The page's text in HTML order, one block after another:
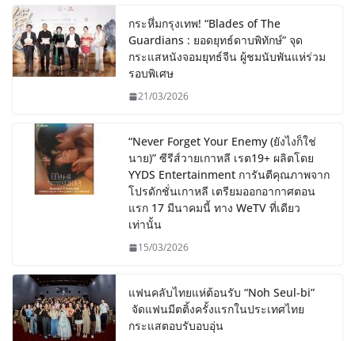
กระหึ่มกรุงเทพ! “Blades of The
Guardians : ยอดยุทธ์ดาบพิทักษ์” จุด
กระแสหนังจอมยุทธ์จีน ผู้ชมนับพันแห่ร่วม
รอบพิเศษ
21/03/2026
“Never Forget Your Enemy (ยังไงก็ใช่
นาย)” ซีรีส์วายเกาหลี เรต19+ ผลิตโดย
YYDS Entertainment การันตีคุณภาพจาก
โปรดักชั่นเกาหลี เตรียมออกอากาศตอน
แรก 17 มีนาคมนี้ ทาง WeTV ที่เดียว
เท่านั้น
15/03/2026
แฟนคลับไทยแห่ต้อนรับ “Noh Seul-bi”
จัดแฟนมีตติ้งครั้งแรกในประเทศไทย
กระแสตอบรับอบอุ่น